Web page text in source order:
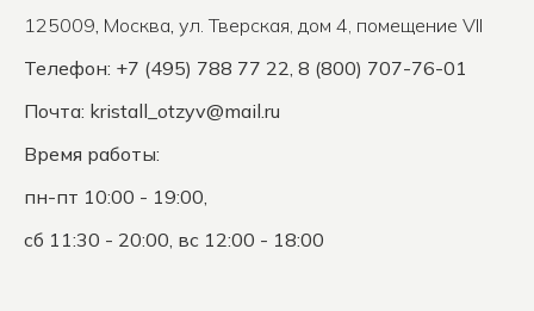
125009, Москва, ул. Тверская, дом 4, помещение VII
Телефон: +7 (495) 788 77 22, 8 (800) 707-76-01
Почта: kristall_otzyv@mail.ru
Время работы:
пн-пт 10:00 - 19:00,
сб 11:30 - 20:00, вс 12:00 - 18:00